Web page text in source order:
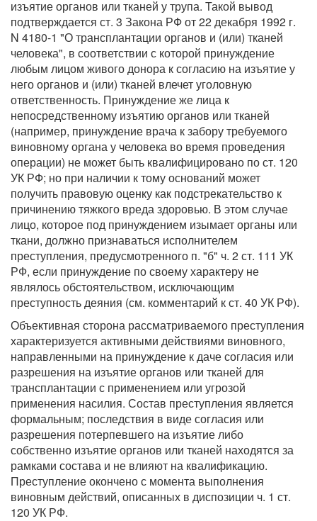
изъятие органов или тканей у трупа. Такой вывод
подтверждается ст. 3 Закона РФ от 22 декабря 1992 г.
N 4180-1 "О трансплантации органов и (или) тканей
человека", в соответствии с которой принуждение
любым лицом живого донора к согласию на изъятие у
него органов и (или) тканей влечет уголовную
ответственность. Принуждение же лица к
непосредственному изъятию органов или тканей
(например, принуждение врача к забору требуемого
виновному органа у человека во время проведения
операции) не может быть квалифицировано по ст. 120
УК РФ; но при наличии к тому оснований может
получить правовую оценку как подстрекательство к
причинению тяжкого вреда здоровью. В этом случае
лицо, которое под принуждением изымает органы или
ткани, должно признаваться исполнителем
преступления, предусмотренного п. "б" ч. 2 ст. 111 УК
РФ, если принуждение по своему характеру не
являлось обстоятельством, исключающим
преступность деяния (см. комментарий к ст. 40 УК РФ).
Объективная сторона рассматриваемого преступления
характеризуется активными действиями виновного,
направленными на принуждение к даче согласия или
разрешения на изъятие органов или тканей для
трансплантации с применением или угрозой
применения насилия. Состав преступления является
формальным; последствия в виде согласия или
разрешения потерпевшего на изъятие либо
собственно изъятие органов или тканей находятся за
рамками состава и не влияют на квалификацию.
Преступление окончено с момента выполнения
виновным действий, описанных в диспозиции ч. 1 ст.
120 УК РФ.